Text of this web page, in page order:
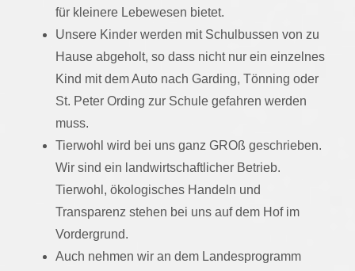
für kleinere Lebewesen bietet.
Unsere Kinder werden mit Schulbussen von zu
Hause abgeholt, so dass nicht nur ein einzelnes
Kind mit dem Auto nach Garding, Tönning oder
St. Peter Ording zur Schule gefahren werden
muss.
Tierwohl wird bei uns ganz GROß geschrieben.
Wir sind ein landwirtschaftlicher Betrieb.
Tierwohl, ökologisches Handeln und
Transparenz stehen bei uns auf dem Hof im
Vordergrund.
Auch nehmen wir an dem Landesprogramm